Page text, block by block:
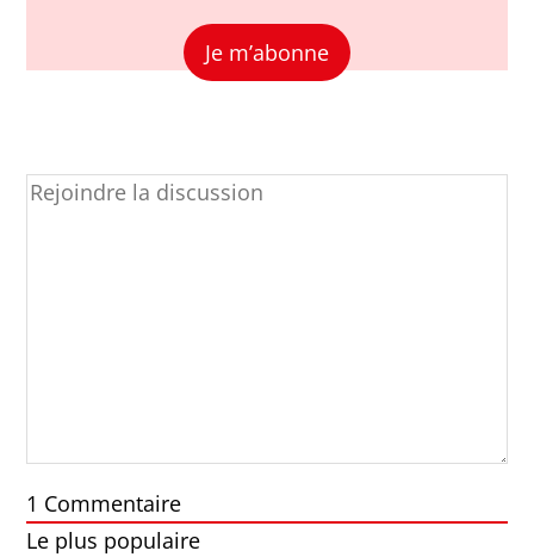
Je m’abonne
1 Commentaire
Le plus populaire